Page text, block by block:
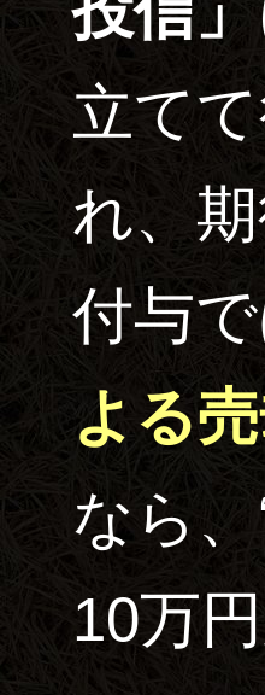
立て
れ、
付与
よる
なら
10万